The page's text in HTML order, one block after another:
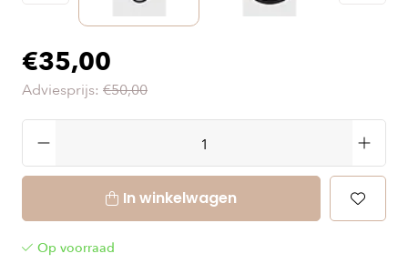
€35,00
Adviesprijs: €50,00
In winkelwagen
Op voorraad